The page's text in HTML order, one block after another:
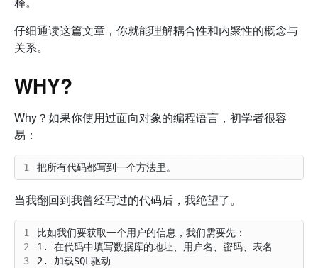
仔细通读这篇文章，你就能理解耦合性和内聚性的概念与
关系。
WHY?
Why？如果你使用过面向对象的编程语言，初学者很容
易：
1
当我翻回到我曾经写过的代码后，我绝望了。
1
2
3